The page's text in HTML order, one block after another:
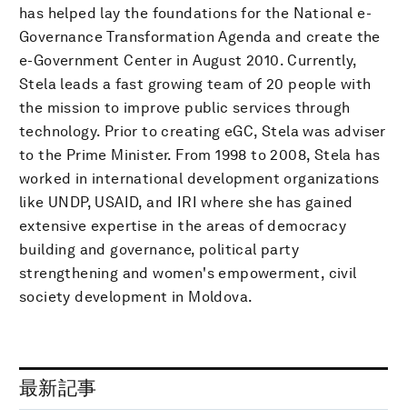
has helped lay the foundations for the National e-
Governance Transformation Agenda and create the
e-Government Center in August 2010. Currently,
Stela leads a fast growing team of 20 people with
the mission to improve public services through
technology. Prior to creating eGC, Stela was adviser
to the Prime Minister. From 1998 to 2008, Stela has
worked in international development organizations
like UNDP, USAID, and IRI where she has gained
extensive expertise in the areas of democracy
building and governance, political party
strengthening and women's empowerment, civil
society development in Moldova.
最新記事